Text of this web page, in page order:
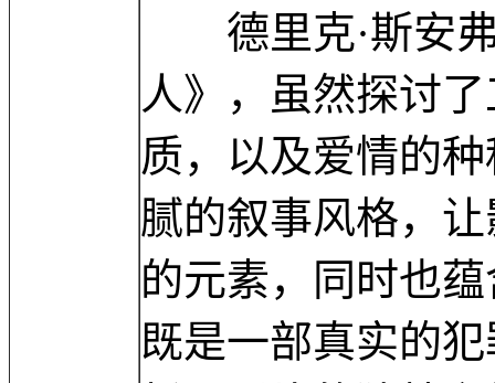
德里克·斯安弗
人》，虽然探讨
质，以及爱情的
腻的叙事风格，
的元素，同时也
既是一部真实的